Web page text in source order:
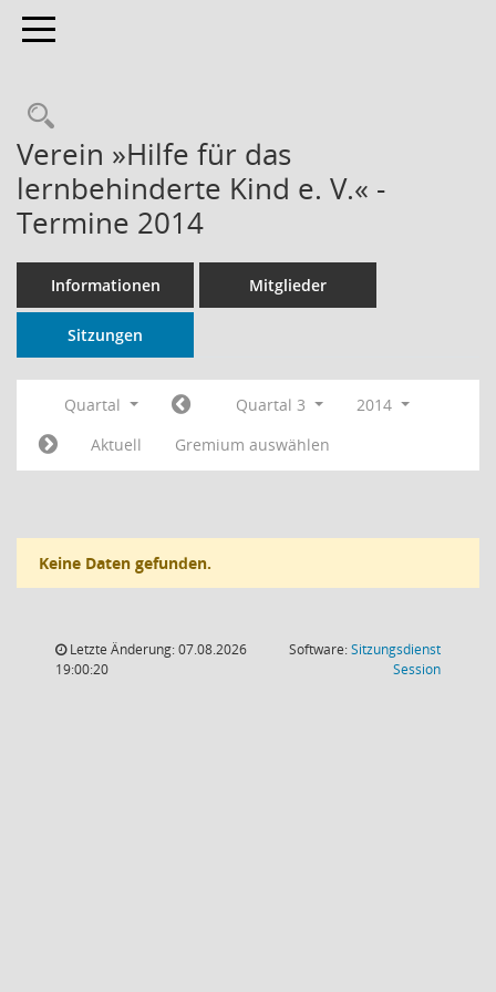
Toggle navigation
Rechercheauswahl
Verein »Hilfe für das
lernbehinderte Kind e. V.« -
Termine 2014
Informationen Mitglieder
Sitzungen
Quartal Quartal 3
2014
Aktuell
Gremium auswählen
Keine Daten gefunden.
Letzte Änderung: 07.08.2026
19:00:20
Software:Sitzungsdienst
Session(Wird in